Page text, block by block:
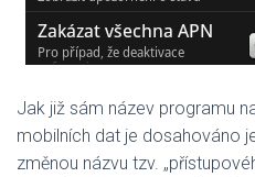
Jak již sám název programu
mobilních dat je dosahováno
změnou názvu tzv.